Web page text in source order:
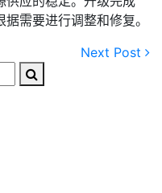
需要进行调整和修复。
Next Post